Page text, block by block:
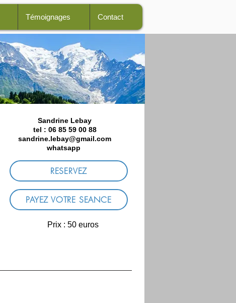
Témoignages Contact
Sandrine Lebay
tel : 06 85 59 00 88
sandrine.lebay@gmail.com
whatsapp
RESERVEZ
PAYEZ VOTRE SEANCE
Prix : 50 euros